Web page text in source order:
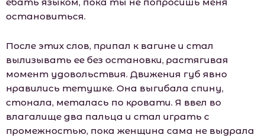
остановиться.
После этих слов, припал к вагине и стал
вылизывать ее без остановки, растягивая
момент удовольствия. Движения губ явно
нравились тетушке. Она выгибала спину,
стонала, металась по кровати. Я ввел во
влагалище два пальца и стал играть с
промежностью, пока женщина сама не выдрала